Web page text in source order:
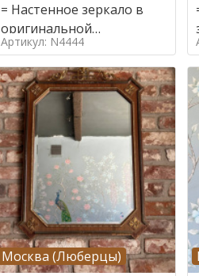
= Настенное зеркало в
оригинальной
деревянной раме в стиле
Артикул: N4444
Москва (Люберцы)